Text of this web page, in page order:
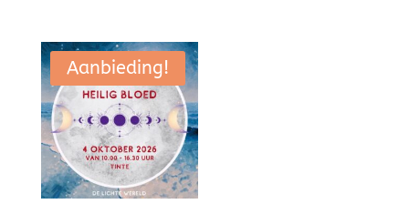
Aanbieding!